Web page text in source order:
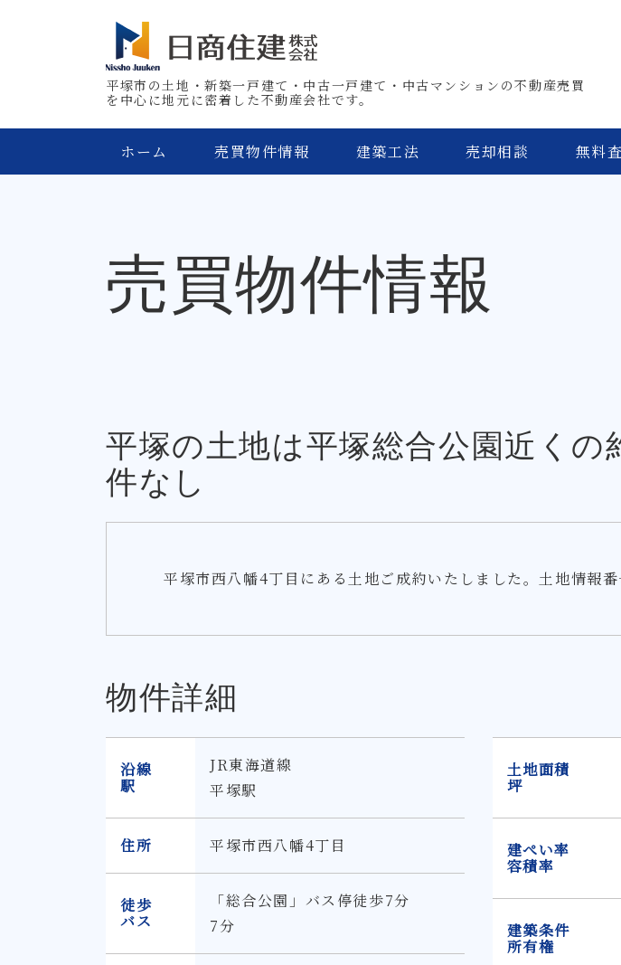
平塚市の土地・新築一戸建て・中古一戸建て・中古マンションの不動産売買
を中心に地元に密着した不動産会社です。
ホーム 売買物件情報 建築工法 売却相談 無料
売買物件情報
平塚の土地は平塚総合公園近くの
件なし
平塚市西八幡4丁目にある土地ご成約いたしました。土地情報
物件詳細
沿線
駅
JR東海道線
平塚駅
住所 平塚市西八幡4丁目
徒歩
バス
「総合公園」バス停徒歩7分
7分
土地面積
坪
建ぺい率
容積率
建築条件
所有権